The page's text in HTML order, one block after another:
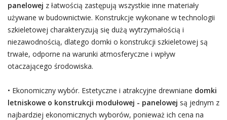
panelowej z łatwością zastępują wszystkie inne materiały
używane w budownictwie. Konstrukcje wykonane w technologii
szkieletowej charakteryzują się dużą wytrzymałością i
niezawodnością, dlatego domki o konstrukcji szkieletowej są
trwałe, odporne na warunki atmosferyczne i wpływ
otaczającego środowiska.
• Ekonomiczny wybór. Estetyczne i atrakcyjne drewniane domki
letniskowe o konstrukcji modułowej - panelowej są jednym z
najbardziej ekonomicznych wyborów, ponieważ ich cena na